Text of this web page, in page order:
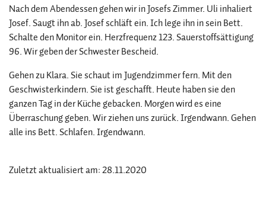
Nach dem Abendessen gehen wir in Josefs Zimmer. Uli inhaliert
Josef. Saugt ihn ab. Josef schläft ein. Ich lege ihn in sein Bett.
Schalte den Monitor ein. Herzfrequenz 123. Sauerstoffsättigung
96. Wir geben der Schwester Bescheid.
Gehen zu Klara. Sie schaut im Jugendzimmer fern. Mit den
Geschwisterkindern. Sie ist geschafft. Heute haben sie den
ganzen Tag in der Küche gebacken. Morgen wird es eine
Überraschung geben. Wir ziehen uns zurück. Irgendwann. Gehen
alle ins Bett. Schlafen. Irgendwann.
Zuletzt aktualisiert am: 28.11.2020